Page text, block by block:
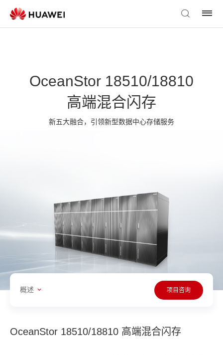
OceanStor 18510/18810
高端混合闪存
新五大融合，引领新型数据中心存储服务
概述 项目咨询
OceanStor 18510/18810 高端混合闪存